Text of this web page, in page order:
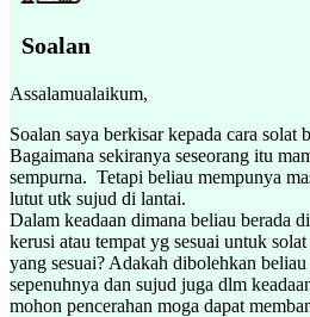
Soalan
Assalamualaikum,
Soalan saya berkisar kepada cara solat
Bagaimana sekiranya seseorang itu
sempurna. Tetapi beliau mempunya
lutut utk sujud di lantai.
Dalam keadaan dimana beliau berada
kerusi atau tempat yg sesuai untuk
yang sesuai? Adakah dibolehkan
sepenuhnya dan sujud juga dlm
mohon pencerahan moga dapat